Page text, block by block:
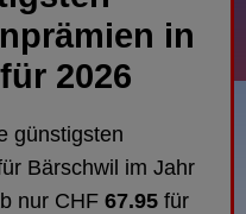
in
2026
günstigsten
Bärschwil im Jahr
nur CHF 67.95für